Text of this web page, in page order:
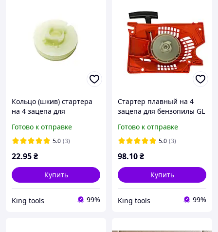
Кольцо (шкив) стартера
на 4 зацепа для
Готово к отправке
5.0 (3)
22.95₴
Купить
King tools 99%
Стартер плавный на 4
зацепа для бензопилы GL
Готово к отправке
5.0 (3)
98.10₴
Купить
King tools 99%